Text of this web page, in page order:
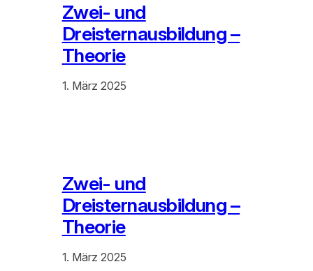
Zwei- und
Dreisternausbildung –
Theorie
1. März 2025
Zwei- und
Dreisternausbildung –
Theorie
1. März 2025